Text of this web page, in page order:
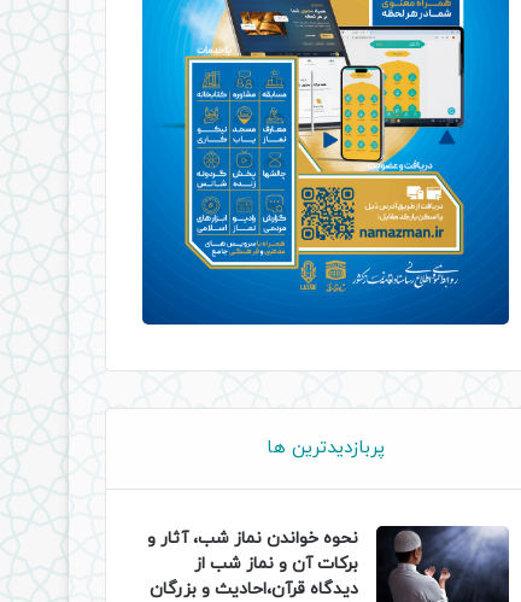
پربازدیدترین ها
نحوه خواندن نماز شب، آثار و
برکات آن و نماز شب از
دیدگاه قرآن،احادیث و بزرگان